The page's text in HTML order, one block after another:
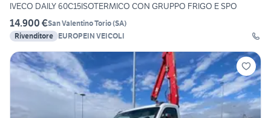
IVECO DAILY 60C15ISOTERMICO CON GRUPPO FRIGO E SPO
14.900 €San Valentino Torio(SA)
Rivenditore EUROPEIN VEICOLI